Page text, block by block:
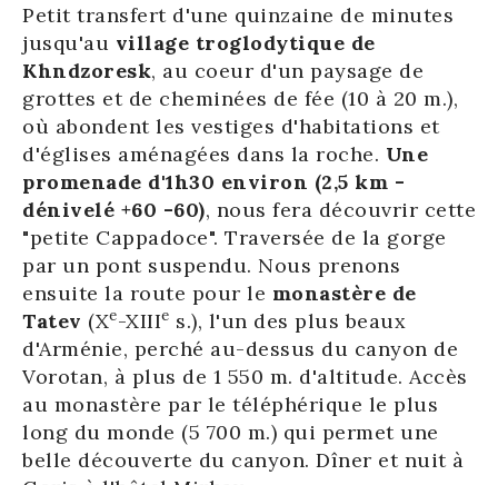
Petit transfert d'une quinzaine de minutes
jusqu'au village troglodytique de
Khndzoresk, au coeur d'un paysage de
grottes et de cheminées de fée (10 à 20 m.),
où abondent les vestiges d'habitations et
d'églises aménagées dans la roche. Une
promenade d'1h30 environ (2,5 km -
dénivelé +60 -60), nous fera découvrir cette
"petite Cappadoce". Traversée de la gorge
par un pont suspendu. Nous prenons
ensuite la route pour le monastère de
Tatev (Xe-XIIIe s.), l'un des plus beaux
d'Arménie, perché au-dessus du canyon de
Vorotan, à plus de 1 550 m. d'altitude. Accès
au monastère par le téléphérique le plus
long du monde (5 700 m.) qui permet une
belle découverte du canyon. Dîner et nuit à